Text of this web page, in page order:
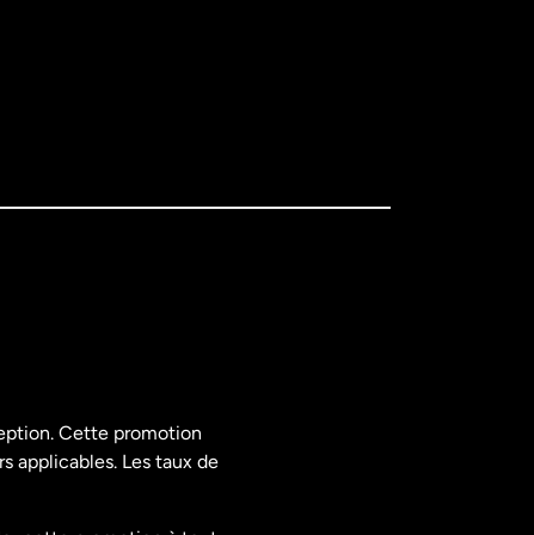
Cette promotion
applicables. Les taux de